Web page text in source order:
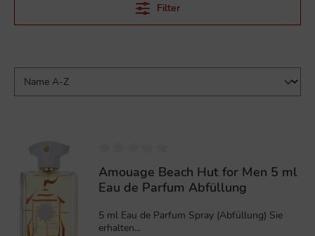
Filter
Amouage Beach Hut for Men 5 ml
Eau de Parfum Abfüllung
5 ml Eau de Parfum Spray (Abfüllung) Sie
erhalten...